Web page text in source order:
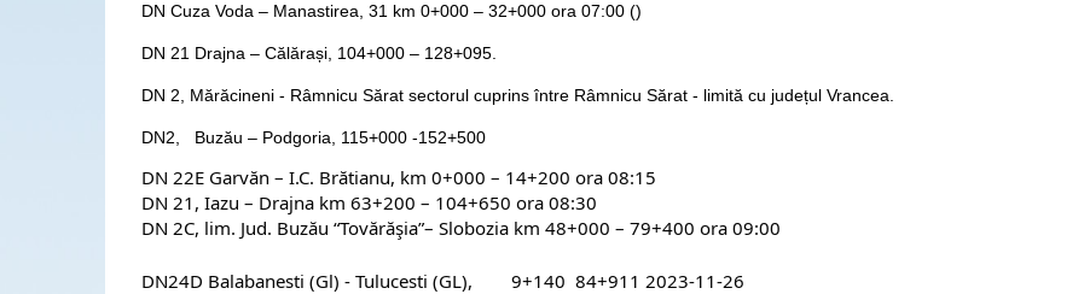
DN Cuza Voda – Manastirea, 31 km 0+000 – 32+000 ora 07:00 ()
DN 21 Drajna – Călărași, 104+000 – 128+095.
DN 2, Mărăcineni - Râmnicu Sărat sectorul cuprins între Râmnicu Sărat - limită cu județul Vrancea.
DN2, Buzău – Podgoria, 115+000 -152+500
DN 22E Garvăn – I.C. Brătianu, km 0+000 – 14+200 ora 08:15
DN 21, Iazu – Drajna km 63+200 – 104+650 ora 08:30
DN 2C, lim. Jud. Buzău “Tovărăşia”– Slobozia km 48+000 – 79+400 ora 09:00
DN24D Balabanesti (Gl) - Tulucesti (GL), 9+140 84+911 2023-11-26